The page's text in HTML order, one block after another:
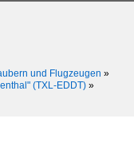
und Flugzeugen »
(TXL-EDDT) »